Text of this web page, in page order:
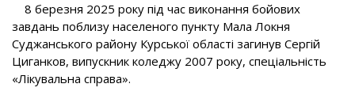
8 березня 2025 року під час виконання бойових
завдань поблизу населеного пункту Мала Локня
Суджанського району Курської області загинув Сергій
Циганков, випускник коледжу 2007 року, спеціальність
«Лікувальна справа».